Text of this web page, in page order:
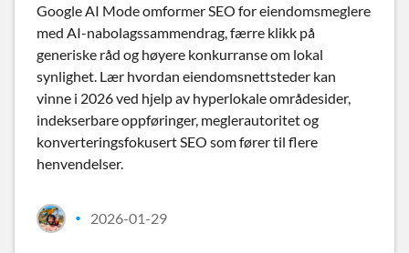
Google AI Mode omformer SEO for eiendomsmeglere
med AI-nabolagssammendrag, færre klikk på
generiske råd og høyere konkurranse om lokal
synlighet. Lær hvordan eiendomsnettsteder kan
vinne i 2026 ved hjelp av hyperlokale områdesider,
indekserbare oppføringer, meglerautoritet og
konverteringsfokusert SEO som fører til flere
henvendelser.
• 2026-01-29